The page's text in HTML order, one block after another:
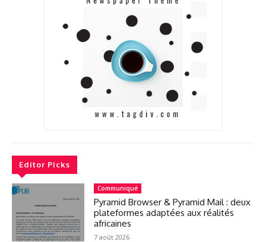
Editor Picks
Communiqué
Pyramid Browser & Pyramid Mail : deux
plateformes adaptées aux réalités
africaines
7 août 2026